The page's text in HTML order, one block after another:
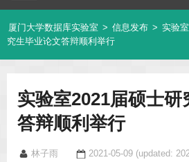
厦门大学数据库实验室 > 信息发布 > 实验
究生毕业论文答辩顺利举行
实验室2021届硕士研
答辩顺利举行
林子雨 2021-05-09 (updated: